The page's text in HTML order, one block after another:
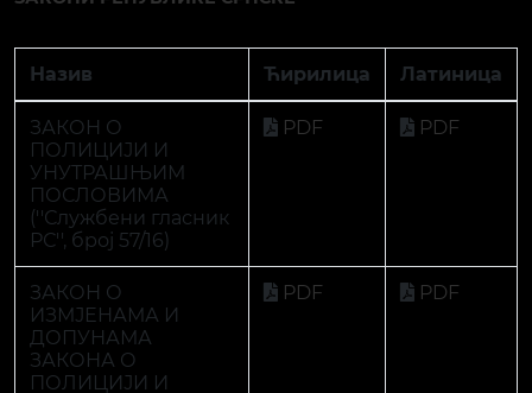
УНУТРАШЊИМ
ПОСЛОВИМА
(''Службени гласник
РС'', број 110/16)
ЗАКОН О
ИЗМЈЕНАМА И
ДОПУНАМА
ЗАКОНА О
ПОЛИЦИЈИ И
УНУТРАШЊИМ
ПОСЛОВИМА
(''Службени Гласник
РС'', број 58/19)